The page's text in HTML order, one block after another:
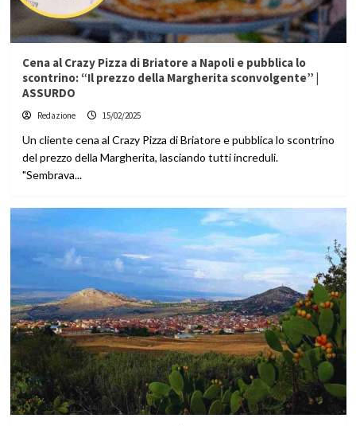
Cena al Crazy Pizza di Briatore a Napoli e pubblica lo
scontrino: “Il prezzo della Margherita sconvolgente” |
ASSURDO
Redazione 15/02/2025
Un cliente cena al Crazy Pizza di Briatore e pubblica lo scontrino
del prezzo della Margherita, lasciando tutti increduli.
"Sembrava...